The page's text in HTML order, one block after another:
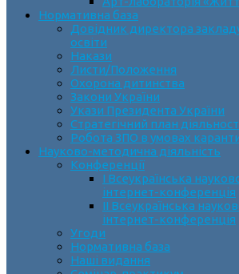
Нормативна база
Довідник директора
освіти
Накази
Листи/Положення
Охорона дитинства
Закони України
Укази Президента України
Стратегічний план
Робота ЗПО в умовах
Науково-методична діяльність
Конференції
І Всеукраїнська
інтернет-конференція
ІІ Всеукраїнська
інтернет-конференція
Угоди
Нормативна база
Наші видання